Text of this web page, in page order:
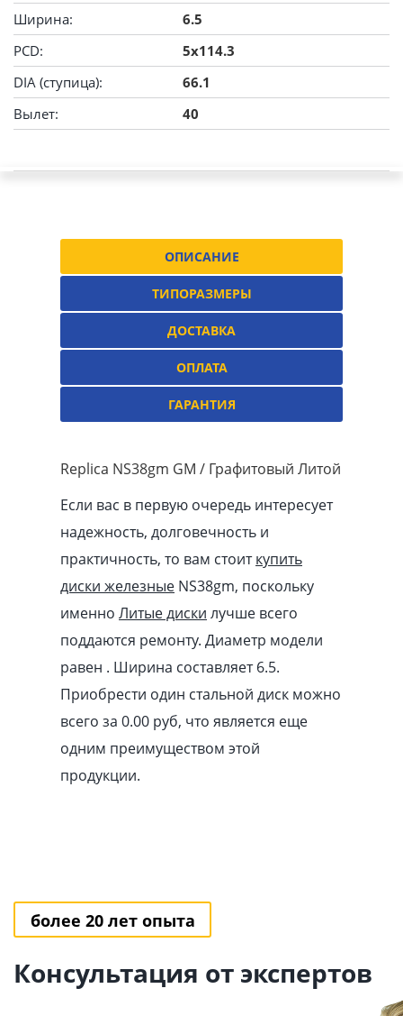
Ширина:
6.5
PCD:
5x114.3
DIA (ступица):
66.1
Вылет:
40
ОПИСАНИЕ
ТИПОРАЗМЕРЫ
ДОСТАВКА
ОПЛАТА
ГАРАНТИЯ
Replica NS38gm GM / Графитовый Литой
Если вас в первую очередь интересует
надежность, долговечность и
практичность, то вам стоиткупить
диски железные NS38gm, поскольку
именно Литые диски лучше всего
поддаются ремонту. Диаметр модели
равен . Ширина составляет 6.5.
Приобрести один стальной диск можно
всего за 0.00 pуб, что является еще
одним преимуществом этой
продукции.
более 20 лет опыта
Консультация от экспертов